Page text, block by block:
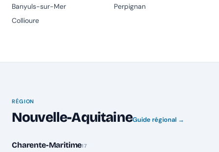
Banyuls-sur-Mer
Collioure
Perpignan
RÉGION
Nouvelle-AquitaineGuide régional →
Charente-Maritime17